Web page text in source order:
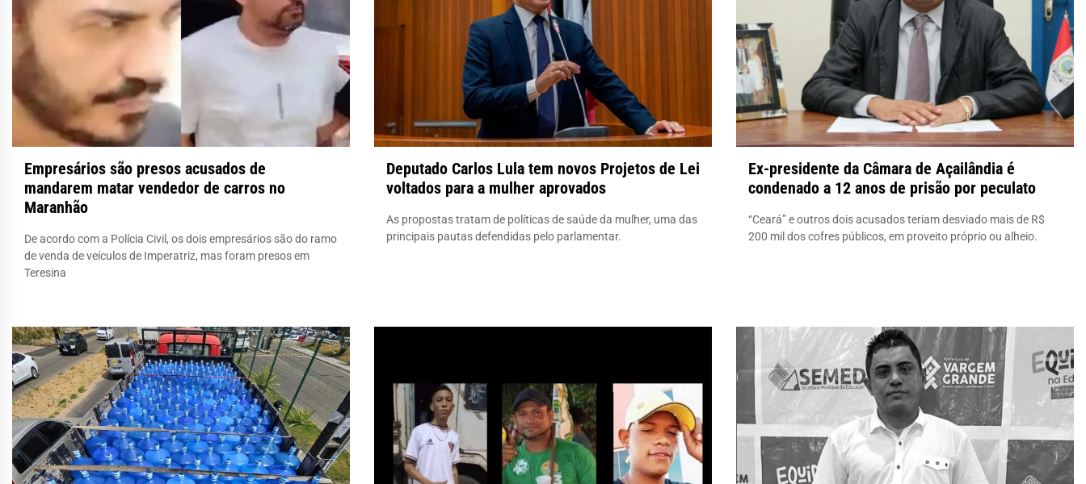
Empresários são presos acusados de
mandarem matar vendedor de carros no
Maranhão
De acordo com a Polícia Civil, os dois empresários são do ramo
de venda de veículos de Imperatriz, mas foram presos em
Teresina
Deputado Carlos Lula tem novos Projetos de Lei
voltados para a mulher aprovados
As propostas tratam de políticas de saúde da mulher, uma das
principais pautas defendidas pelo parlamentar.
Ex-presidente da Câmara de Açailândia é
condenado a 12 anos de prisão por peculato
“Ceará” e outros dois acusados teriam desviado mais de R$
200 mil dos cofres públicos, em proveito próprio ou alheio.